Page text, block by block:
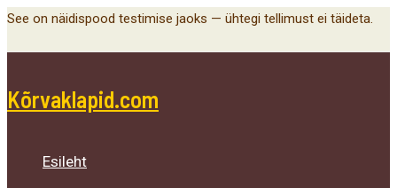
Skip
See on näidispood testimise jaoks — ühtegi tellimust ei täideta.
Kõrvaklapid.com
Esileht
Menu
Toggle
Menu
Toggle
Menu
Toggle
Main
Menu